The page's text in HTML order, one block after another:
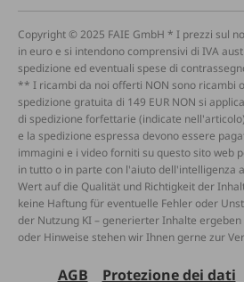
Copyright © 2025 FAIE GmbH * I prezzi sul
in euro e si intendono comprensivi di IVA
spedizione ed eventuali spese di
** I ricambi da noi offerti NON sono ricambi
spedizione gratuita di 149 EUR NON si
di spedizione forfettarie (indicate
e la spedizione espressa devono essere
immagini e i video forniti su questo sito web
in tutto o in parte con l'aiuto dell'intelligenza
Wert auf die Qualität und Richtigkeit der
keine Haftung für eventuelle Fehler oder
der Nutzung KI – generierter Inhalte
oder Hinweise stehen wir Ihnen gerne zur
AGB Protezione dei dati